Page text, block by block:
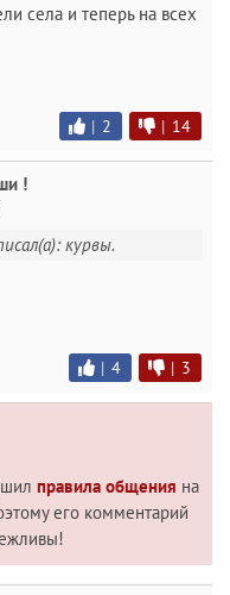
села и теперь на всех
| 2 | 14
!
курвы.
| 4 | 3
правила общения на
его комментарий